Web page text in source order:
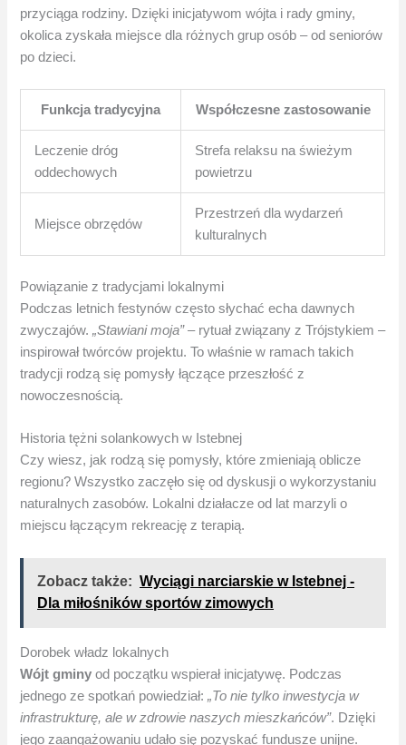
przyciąga rodziny. Dzięki inicjatywom wójta i rady gminy,
okolica zyskała miejsce dla różnych grup osób – od seniorów
po dzieci.
Funkcja tradycyjna Współczesne zastosowanie
Leczenie dróg
oddechowych
Strefa relaksu na świeżym
powietrzu
Miejsce obrzędów
Przestrzeń dla wydarzeń
kulturalnych
Powiązanie z tradycjami lokalnymi
Podczas letnich festynów często słychać echa dawnych
zwyczajów.„Stawiani moja”– rytuał związany z Trójstykiem –
inspirował twórców projektu. To właśnie w ramach takich
tradycji rodzą się pomysły łączące przeszłość z
nowoczesnością.
Historia tężni solankowych w Istebnej
Czy wiesz, jak rodzą się pomysły, które zmieniają oblicze
regionu? Wszystko zaczęło się od dyskusji o wykorzystaniu
naturalnych zasobów. Lokalni działacze od lat marzyli o
miejscu łączącym rekreację z terapią.
Zobacz także: Wyciągi narciarskie w Istebnej -
Dla miłośników sportów zimowych
Dorobek władz lokalnych
Wójt gminy od początku wspierał inicjatywę. Podczas
jednego ze spotkań powiedział:„To nie tylko inwestycja w
infrastrukturę, ale w zdrowie naszych mieszkańców”. Dzięki
jego zaangażowaniu udało się pozyskać fundusze unijne.